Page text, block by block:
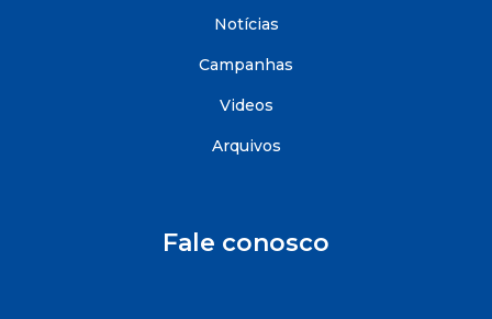
Notícias
Campanhas
Videos
Arquivos
Fale conosco